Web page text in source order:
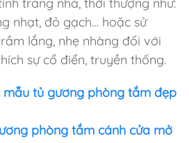
nhạt, đỏ gạch… hoặc sử
lắng, nhẹ nhàng đối với
sự cổ điển, truyền thống.
mẫu tủ gương phòng tắm đẹp
phòng tắm cánh cửa mở